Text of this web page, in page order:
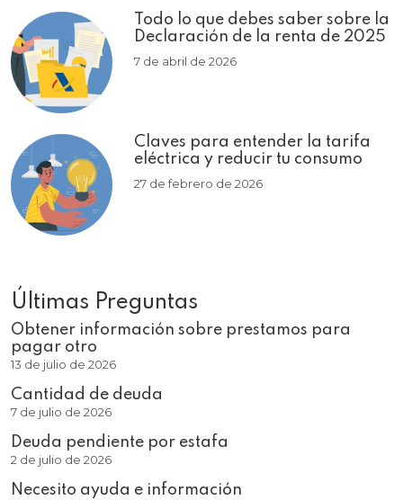
Todo lo que debes saber sobre la
Declaración de la renta de 2025
7 de abril de 2026
Claves para entender la tarifa
eléctrica y reducir tu consumo
27 de febrero de 2026
Últimas Preguntas
Obtener información sobre prestamos para
pagar otro
13 de julio de 2026
Cantidad de deuda
7 de julio de 2026
Deuda pendiente por estafa
2 de julio de 2026
Necesito ayuda e información